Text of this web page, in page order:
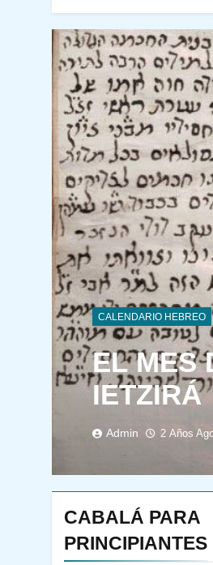
CALENDARIO HEBREO
EL MES
IETZIRÁ
Admin 2 Años
CABALÁ PARA
PRINCIPIANTES